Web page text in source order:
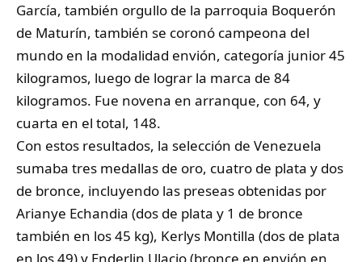
García, también orgullo de la parroquia Boquerón
de Maturín, también se coronó campeona del
mundo en la modalidad envión, categoría junior 45
kilogramos, luego de lograr la marca de 84
kilogramos. Fue novena en arranque, con 64, y
cuarta en el total, 148.
Con estos resultados, la selección de Venezuela
sumaba tres medallas de oro, cuatro de plata y dos
de bronce, incluyendo las preseas obtenidas por
Arianye Echandia (dos de plata y 1 de bronce
también en los 45 kg), Kerlys Montilla (dos de plata